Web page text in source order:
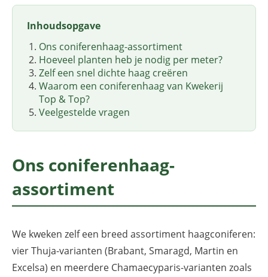
Inhoudsopgave
Ons coniferenhaag-assortiment
Hoeveel planten heb je nodig per meter?
Zelf een snel dichte haag creëren
Waarom een coniferenhaag van Kwekerij
Top & Top?
Veelgestelde vragen
Ons coniferenhaag-
assortiment
We kweken zelf een breed assortiment haagconiferen:
vier Thuja-varianten (Brabant, Smaragd, Martin en
Excelsa) en meerdere Chamaecyparis-varianten zoals